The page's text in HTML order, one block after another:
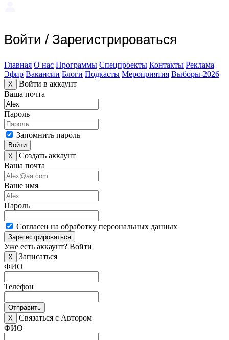
Войти / Зарегистрироваться
Главная О нас Программы Спецпроекты Контакты Реклама
Эфир Вакансии Блоги Подкасты Мероприятия Выборы-2026
X
Войти в аккаунт
Ваша почта
Пароль
Запомнить пароль
Войти
X
Создать аккаунт
Ваша почта
Ваше имя
Пароль
Согласен на обработку персональных данных
Зарегистрироваться
Уже есть аккаунт? Войти
X
Записаться
ФИО
Телефон
Отправить
X
Связаться с Автором
ФИО